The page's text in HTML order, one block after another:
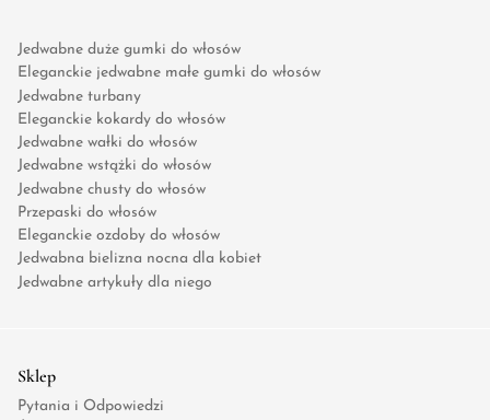
Jedwabne duże gumki do włosów
Eleganckie jedwabne małe gumki do włosów
Jedwabne turbany
Eleganckie kokardy do włosów
Jedwabne wałki do włosów
Jedwabne wstążki do włosów
Jedwabne chusty do włosów
Przepaski do włosów
Eleganckie ozdoby do włosów
Jedwabna bielizna nocna dla kobiet
Jedwabne artykuły dla niego
Sklep
Pytania i Odpowiedzi